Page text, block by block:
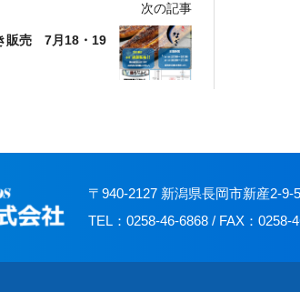
次の記事
販売 7月18・19
〒940-2127 新潟県長岡市新産2-9-5
TEL：0258-46-6868 / FAX：0258-